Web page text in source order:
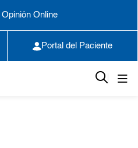
Online
Portal del Paciente